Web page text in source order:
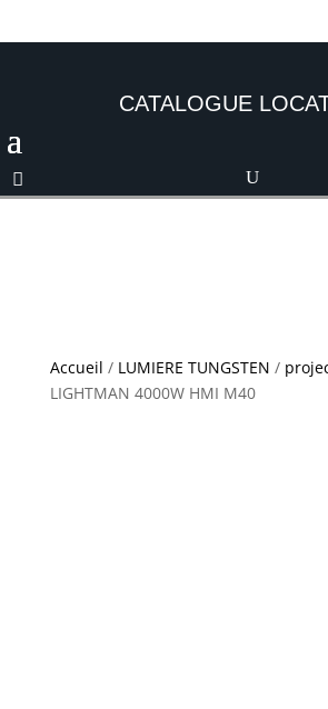
CATALOGUE
Accueil / LUMIERE TUNGSTEN /
LIGHTMAN 4000W HMI M40